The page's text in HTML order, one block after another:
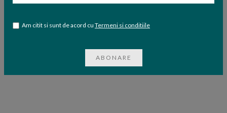
Am citit si sunt de acord cu Termeni si conditiile
ABONARE